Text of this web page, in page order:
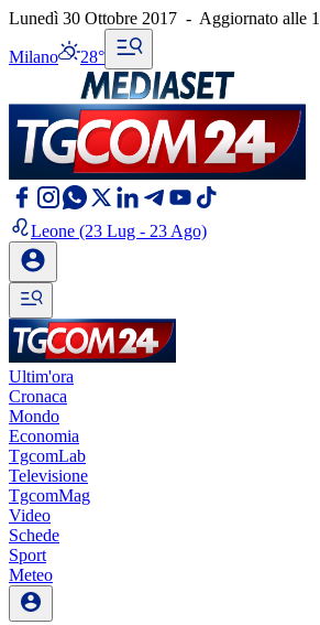
Lunedì 30 Ottobre 2017 - Aggiornato alle
Milano 28°
Leone (23 Lug - 23 Ago)
Ultim'ora
Cronaca
Mondo
Economia
TgcomLab
Televisione
TgcomMag
Video
Schede
Sport
Meteo